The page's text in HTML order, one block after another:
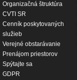
Organizačná štruktúra
CVTI SR
Cenník poskytovaných
služieb
Verejné obstarávanie
Prenájom priestorov
Spýtajte sa
GDPR